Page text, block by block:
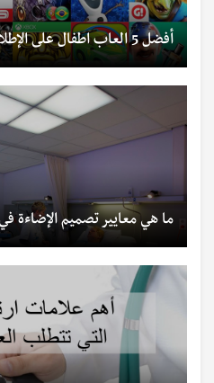
أفضل 5 العاب اطفال على الإطلاق
ما هي معايير تصميم الإضاءة